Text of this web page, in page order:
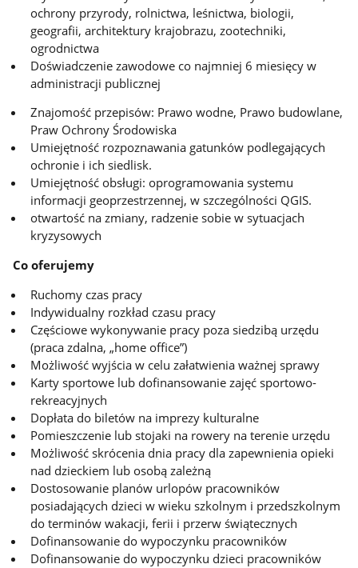
ochrony przyrody, rolnictwa, leśnictwa, biologii,
geografii, architektury krajobrazu, zootechniki,
ogrodnictwa
Doświadczenie zawodowe co najmniej 6 miesięcy w
administracji publicznej
Znajomość przepisów: Prawo wodne, Prawo budowlane,
Praw Ochrony Środowiska
Umiejętność rozpoznawania gatunków podlegających
ochronie i ich siedlisk.
Umiejętność obsługi: oprogramowania systemu
informacji geoprzestrzennej, w szczególności QGIS.
otwartość na zmiany, radzenie sobie w sytuacjach
kryzysowych
Co oferujemy
Ruchomy czas pracy
Indywidualny rozkład czasu pracy
Częściowe wykonywanie pracy poza siedzibą urzędu
(praca zdalna, „home office”)
Możliwość wyjścia w celu załatwienia ważnej sprawy
Karty sportowe lub dofinansowanie zajęć sportowo-
rekreacyjnych
Dopłata do biletów na imprezy kulturalne
Pomieszczenie lub stojaki na rowery na terenie urzędu
Możliwość skrócenia dnia pracy dla zapewnienia opieki
nad dzieckiem lub osobą zależną
Dostosowanie planów urlopów pracowników
posiadających dzieci w wieku szkolnym i przedszkolnym
do terminów wakacji, ferii i przerw świątecznych
Dofinansowanie do wypoczynku pracowników
Dofinansowanie do wypoczynku dzieci pracowników